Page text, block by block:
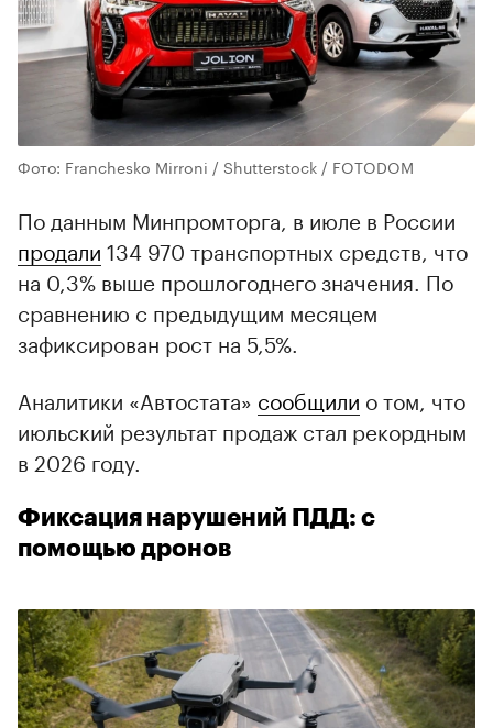
Фото: Franchesko Mirroni / Shutterstock / FOTODOM
По данным Минпромторга, в июле в России
продали 134 970 транспортных средств, что
на 0,3% выше прошлогоднего значения. По
сравнению с предыдущим месяцем
зафиксирован рост на 5,5%.
Аналитики «Автостата» сообщили о том, что
июльский результат продаж стал рекордным
в 2026 году.
Фиксация нарушений ПДД: с
помощью дронов